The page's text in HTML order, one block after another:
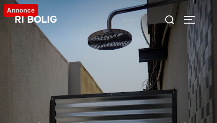
Videre
til
indhold
RI BOLIG
Søg
efter:
SLÅ
Annonce